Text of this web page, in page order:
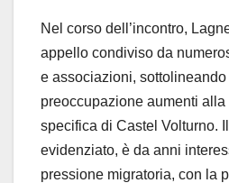
Nel corso dell’incontro,
appello condiviso da
e associazioni, sottolineando
preoccupazione aumenti
specifica di Castel Volturno.
evidenziato, è da anni
pressione migratoria, con la